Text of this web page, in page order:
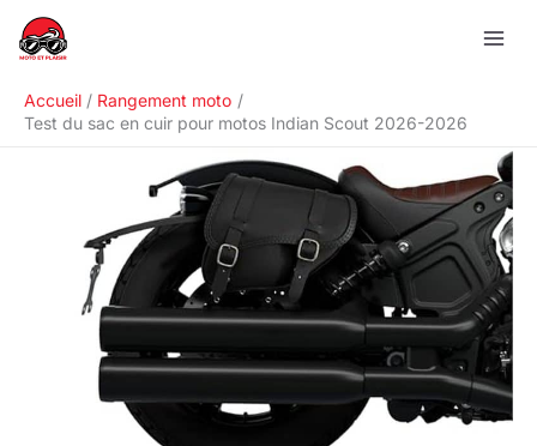
Accueil
Rangement moto
Test du sac en cuir pour motos Indian Scout 2026-2026
R
e
h